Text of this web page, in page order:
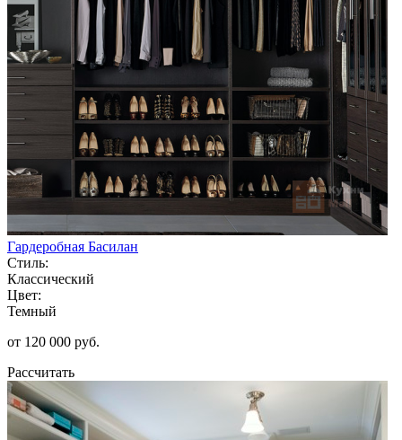
Гардеробная Басилан
Стиль:
Классический
Цвет:
Темный
от 120 000 руб.
Рассчитать